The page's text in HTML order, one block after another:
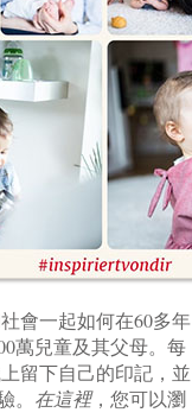
會一起如何在60多年
萬兒童及其父母。每
留下自己的印記，並
在這裡，您可以瀏